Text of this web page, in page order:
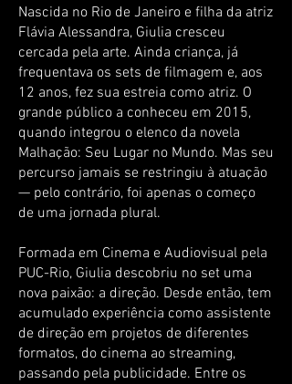
Nascida no Rio de Janeiro e filha da atriz
Flávia Alessandra, Giulia cresceu
cercada pela arte. Ainda criança, já
frequentava os sets de filmagem e, aos
12 anos, fez sua estreia como atriz. O
grande público a conheceu em 2015,
quando integrou o elenco da novela
Malhação: Seu Lugar no Mundo. Mas seu
percurso jamais se restringiu à atuação
— pelo contrário, foi apenas o começo
de uma jornada plural.
Formada em Cinema e Audiovisual pela
PUC-Rio, Giulia descobriu no set uma
nova paixão: a direção. Desde então, tem
acumulado experiência como assistente
de direção em projetos de diferentes
formatos, do cinema ao streaming,
passando pela publicidade. Entre os